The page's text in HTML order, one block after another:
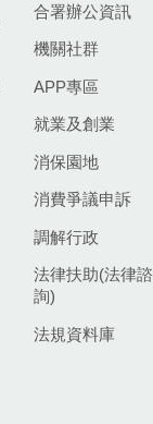
合署辦公資訊
機關社群
APP專區
就業及創業
消保園地
消費爭議申訴
調解行政
法律扶助(法律諮
詢)
法規資料庫